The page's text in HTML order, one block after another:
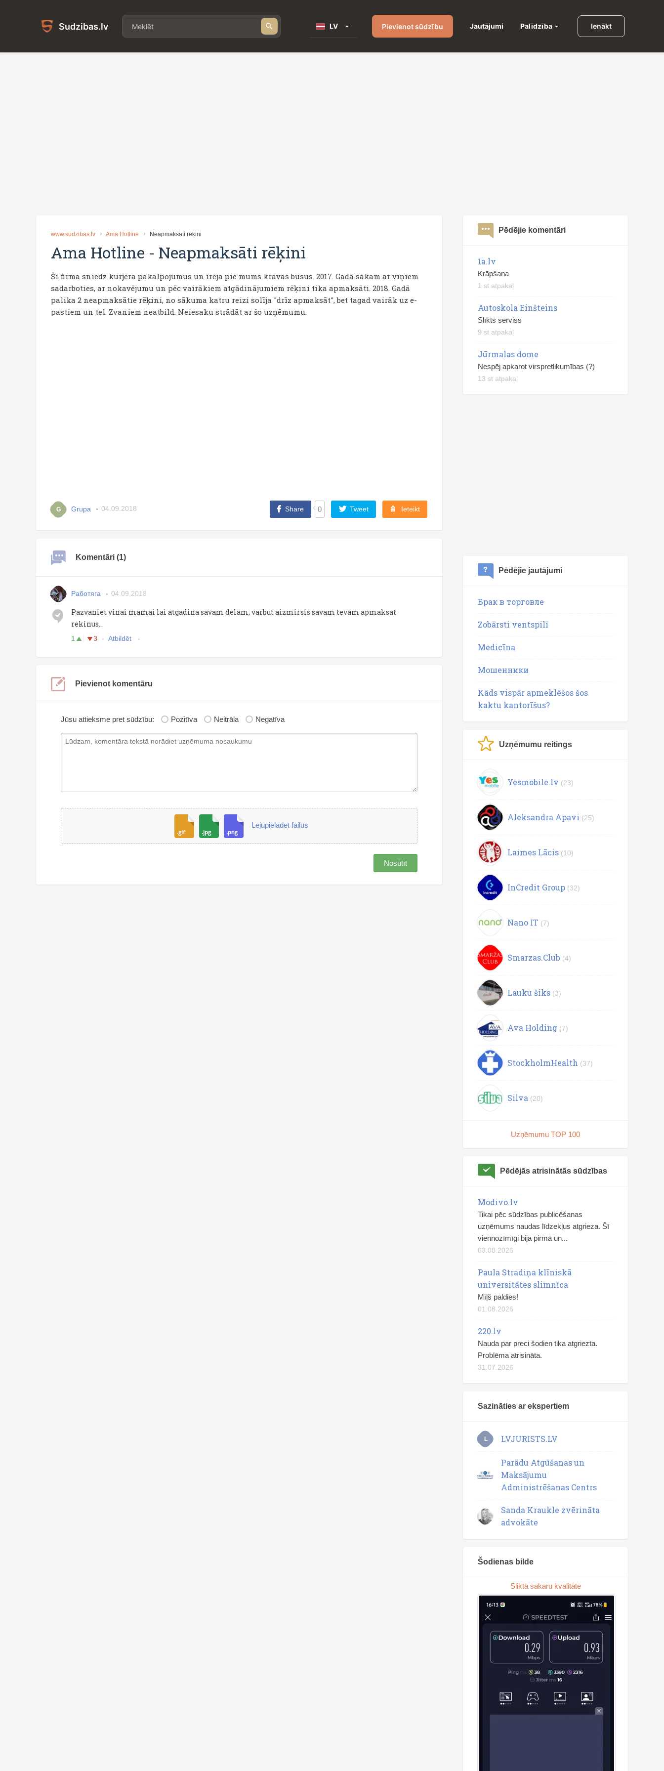
Sudzibas.lv LV Pievienot sūdzību Jautājumi Palīdzība Ienākt
www.sudzibas.lv Ama Hotline Neapmaksāti rēķini
Ama Hotline - Neapmaksāti rēķini
Šī firma sniedz kurjera pakalpojumus un īrēja pie mums kravas busus. 2017. Gadā sākam ar viņiem
sadarboties, ar nokavējumu un pēc vairākiem atgādinājumiem rēķini tika apmaksāti. 2018. Gadā
palika 2 neapmaksātie rēķini, no sākuma katru reizi solīja "drīz apmaksāt", bet tagad vairāk uz e-
pastiem un tel. Zvaniem neatbild. Neiesaku strādāt ar šo uzņēmumu.
G Grupa 04.09.2018 Share 0 Tweet Ieteikt
Komentāri (1)
Работяга 04.09.2018
Pazvaniet vinai mamai lai atgadina savam delam, varbut aizmirsis savam tevam apmaksat
rekinus..
1 3 Atbildēt
Pievienot komentāru
Jūsu attieksme pret sūdzību: Pozitīva Neitrāla Negatīva
Lejupielādēt failus
Nosūtīt
Pēdējie komentāri
1a.lv
Krāpšana
1 st atpakaļ
Autoskola Einšteins
Slīkts serviss
9 st atpakaļ
Jūrmalas dome
Nespēj apkarot virspretlikumības (?)
13 st atpakaļ
Pēdējie jautājumi
Брак в торговле
Zobārsti ventspilī
Medicīna
Мошенники
Kāds vispār apmeklēšos šos
kaktu kantorīšus?
Uzņēmumu reitings
Yesmobile.lv (23)
Aleksandra Apavi (25)
Laimes Lācis (10)
InCredit Group (32)
Nano IT (7)
Smarzas.Club (4)
Lauku šiks (3)
Ava Holding (7)
StockholmHealth (37)
Silva (20)
Uzņēmumu TOP 100
Pēdējās atrisinātās sūdzības
Modivo.lv
Tikai pēc sūdzības publicēšanas
uzņēmums naudas līdzekļus atgrieza. Šī
viennozīmīgi bija pirmā un...
03.08.2026
Paula Stradiņa klīniskā
universitātes slimnīca
Mīļš paldies!
01.08.2026
220.lv
Nauda par preci šodien tika atgriezta.
Problēma atrisināta.
31.07.2026
Sazināties ar ekspertiem
L LVJURISTS.LV
Parādu Atgūšanas un
Maksājumu
Administrēšanas Centrs
Sanda Kraukle zvērināta
advokāte
Šodienas bilde
Sliktā sakaru kvalitāte